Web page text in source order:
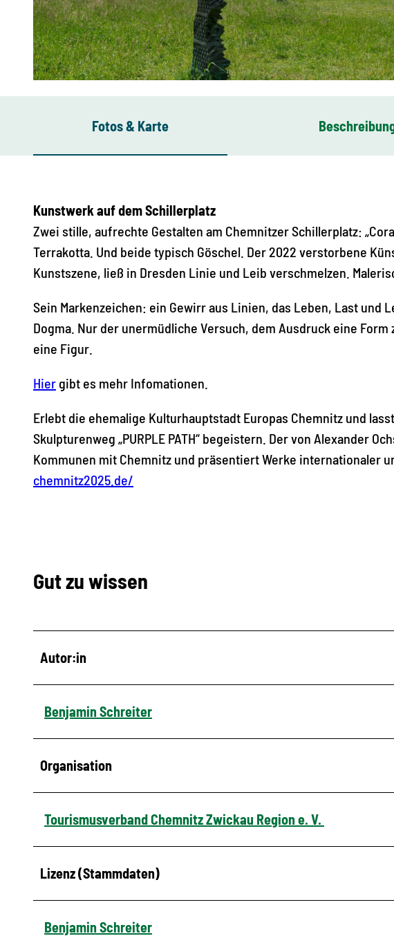
Fotos & Karte
Kunstwerk auf dem Schillerplatz
Zwei stille, aufrechte Gestalten am Chemnitzer Schillerplatz:
Terrakotta. Und beide typisch Göschel. Der 2022 verstorbene
Kunstszene, ließ in Dresden Linie und Leib verschmelzen.
Sein Markenzeichen: ein Gewirr aus Linien, das Leben, Last und
Dogma. Nur der unermüdliche Versuch, dem Ausdruck eine
eine Figur.
Hier gibt es mehr Infomationen.
Erlebt die ehemalige Kulturhauptstadt Europas Chemnitz und
Skulpturenweg „PURPLE PATH“ begeistern. Der von Alexander
Kommunen mit Chemnitz und präsentiert Werke internationaler
chemnitz2025.de/
Gut zu wissen
Autor:in
Benjamin Schreiter
Organisation
Tourismusverband Chemnitz Zwickau Region e. V.
Lizenz (Stammdaten)
Benjamin Schreiter